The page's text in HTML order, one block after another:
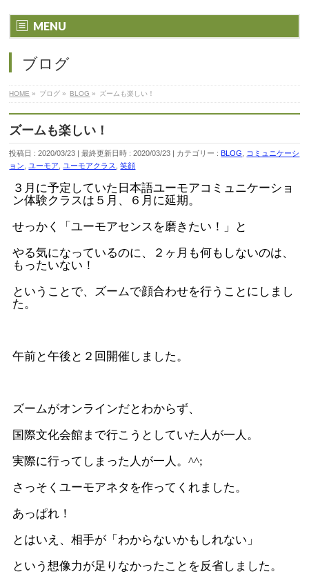
MENU
ブログ
HOME » ブログ » BLOG » ズームも楽しい！
ズームも楽しい！
投稿日 : 2020/03/23 最終更新日時 : 2020/03/23 カテゴリー :BLOG
コミュニケーシ
ョン
ユーモア ユーモアクラス ,笑顔
３月に予定していた日本語ユーモアコミュニケーショ
ン体験クラスは５月、６月に延期。
せっかく「ユーモアセンスを磨きたい！」と
やる気になっているのに、２ヶ月も何もしないのは、
もったいない！
ということで、ズームで顔合わせを行うことにしまし
た。
午前と午後と２回開催しました。
ズームがオンラインだとわからず、
国際文化会館まで行こうとしていた人が一人。
実際に行ってしまった人が一人。^^;
さっそくユーモアネタを作ってくれました。
あっぱれ！
とはいえ、相手が「わからないかもしれない」
という想像力が足りなかったことを反省しました。